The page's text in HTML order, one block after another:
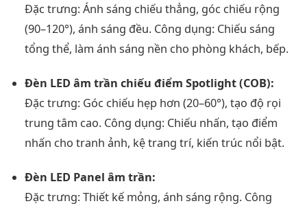
Đặc trưng: Ánh sáng chiếu thẳng, góc chiếu rộng
(90–120°), ánh sáng đều. Công dụng: Chiếu sáng
tổng thể, làm ánh sáng nền cho phòng khách, bếp.
Đèn LED âm trần chiếu điểm Spotlight (COB):
Đặc trưng: Góc chiếu hẹp hơn (20–60°), tạo độ rọi
trung tâm cao. Công dụng: Chiếu nhấn, tạo điểm
nhấn cho tranh ảnh, kệ trang trí, kiến trúc nổi bật.
Đèn LED Panel âm trần:
Đặc trưng: Thiết kế mỏng, ánh sáng rộng. Công